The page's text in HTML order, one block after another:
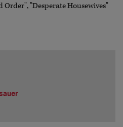
Order", "Desperate Housewives"